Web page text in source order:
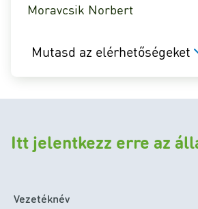
Moravcsik Norbert
Mutasd az elérhetőségeket
Itt jelentkezz erre az
Vezetéknév